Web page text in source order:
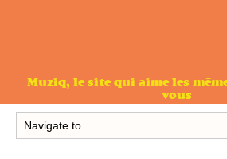
Muziq, le site qui aime les
vous